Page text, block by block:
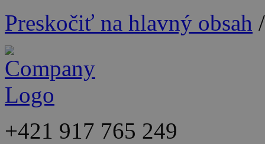
Preskočiť na hlavný obsah
+421 917 765 249